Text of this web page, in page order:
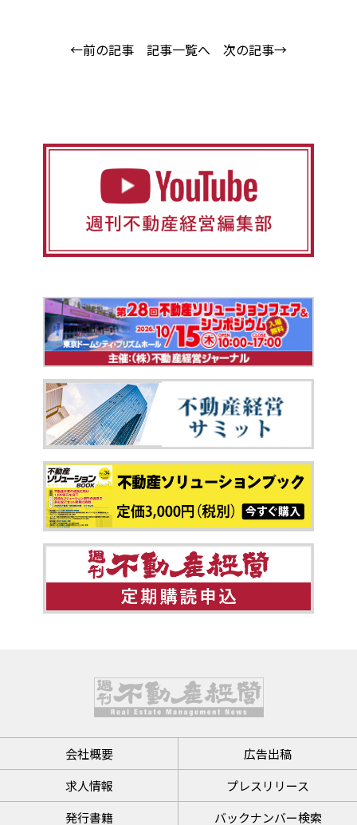
←前の記事 記事一覧へ 次の記事→
会社概要
広告出稿
求人情報
プレスリリース
発行書籍
バックナンバー検索